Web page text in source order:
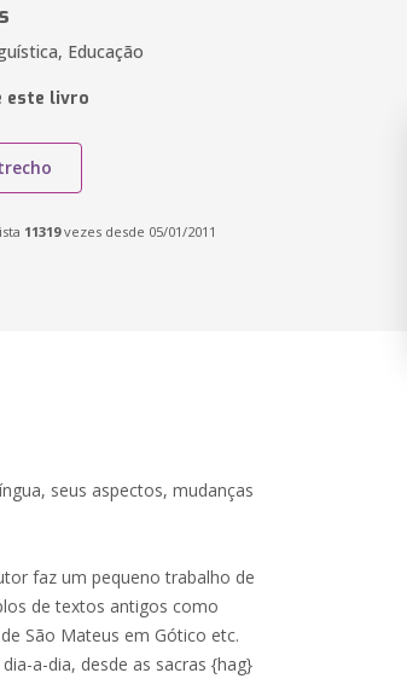
Educação
este livro
11319vezes desde 05/01/2011
seus aspectos, mudanças
faz um pequeno trabalho de
de textos antigos como
São Mateus em Gótico etc.
a-dia, desde as sacras {hag}